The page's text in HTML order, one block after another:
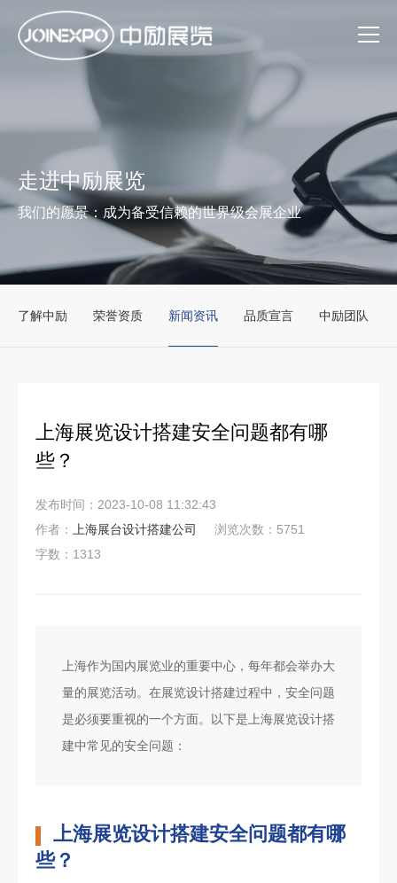
走进中励展览
我们的愿景：成为备受信赖的世界级会展企业
了解中励 荣誉资质 新闻资讯 品质宣言 中励团队
上海展览设计搭建安全问题都有哪
些？
发布时间：2023-10-08 11:32:43
作者：
上海展台设计搭建公司
浏览次数：5751
字数：1313
上海作为国内展览业的重要中心，每年都会举办大
量的展览活动。在展览设计搭建过程中，安全问题
是必须要重视的一个方面。以下是上海展览设计搭
建中常见的安全问题：
上海展览设计搭建安全问题都有哪
些？